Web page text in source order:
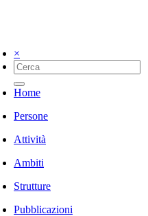
×
Home
Persone
Attività
Ambiti
Strutture
Pubblicazioni